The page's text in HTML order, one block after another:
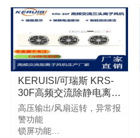
供电，进行高压电离工作，
进而保证了产品能在大部分
的空间环境下使用效果依
旧：稳定和实效
KERUISI/可瑞斯 KRS-
30F高频交流除静电离子
风机
高压输出/风扇运转，异常报
警功能
锁屏功能